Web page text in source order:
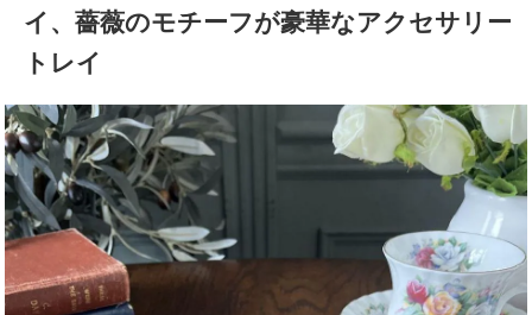
イ、薔薇のモチーフが豪華なアクセサリー
トレイ